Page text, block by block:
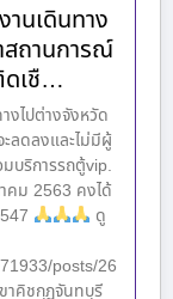
นเดินทาง
สถานการณ์
ดเชื…
งไปต่างจังหวัด
ลดลงและไม่มีผู้
มบริการรถตู้vip.
คม 2563 คงได้
ดู
posts/26
าคิชกุฏจันทบุรี